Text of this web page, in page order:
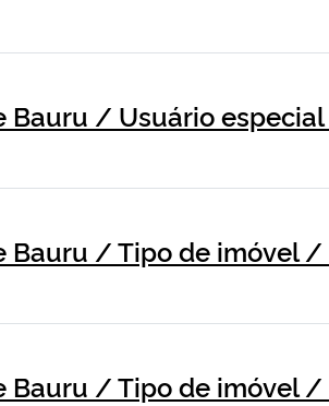
/ Usuário especial
Bauru / Tipo de imóvel
Bauru / Tipo de imóvel